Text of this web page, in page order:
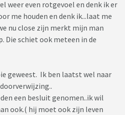
weer even rotgevoel en denk ik er
me houden en denk ik...laat me
nu close zijn merkt mijn man
Die schiet ook meteen in de
geweest. Ik ben laatst wel naar
een besluit genomen..ik wil
ook.( hij moet ook zijn leven